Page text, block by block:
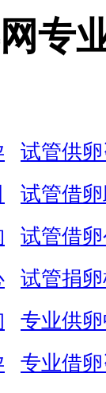
专
试管供
试管借
试管借卵
试管捐
专业供
专业借